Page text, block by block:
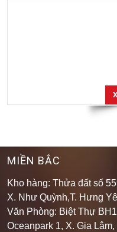
MIỀN BẮC
Kho hàng: Thửa đất số
X. Như Quỳnh,T. Hưng
Văn Phòng: Biệt Thự
Oceanpark 1, X. Gia